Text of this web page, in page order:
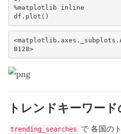
%matplotlib
inline
df . plot ()
8128>
トレンドキーワー
trending_searches
で 各国の